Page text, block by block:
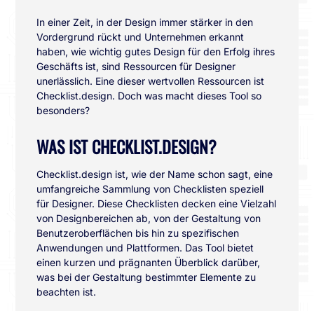
In einer Zeit, in der Design immer stärker in den
Vordergrund rückt und Unternehmen erkannt
haben, wie wichtig gutes Design für den Erfolg ihres
Geschäfts ist, sind Ressourcen für Designer
unerlässlich. Eine dieser wertvollen Ressourcen ist
Checklist.design. Doch was macht dieses Tool so
besonders?
WAS IST CHECKLIST.DESIGN?
Checklist.design ist, wie der Name schon sagt, eine
umfangreiche Sammlung von Checklisten speziell
für Designer. Diese Checklisten decken eine Vielzahl
von Designbereichen ab, von der Gestaltung von
Benutzeroberflächen bis hin zu spezifischen
Anwendungen und Plattformen. Das Tool bietet
einen kurzen und prägnanten Überblick darüber,
was bei der Gestaltung bestimmter Elemente zu
beachten ist.